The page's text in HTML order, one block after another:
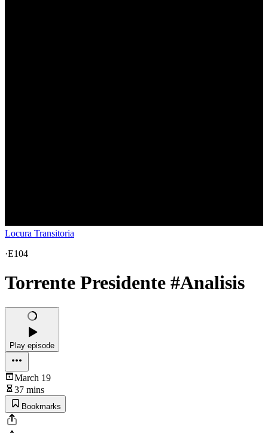
Locura Transitoria
·E104
Torrente Presidente #Analisis
Play episode
March 19
37 mins
Bookmarks